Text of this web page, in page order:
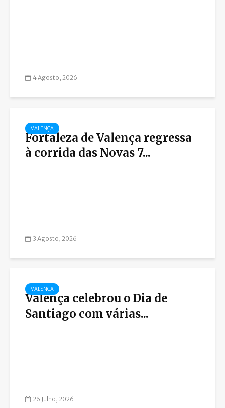
4 Agosto, 2026
VALENÇA
Fortaleza de Valença regressa
à corrida das Novas 7...
3 Agosto, 2026
VALENÇA
Valença celebrou o Dia de
Santiago com várias...
26 Julho, 2026